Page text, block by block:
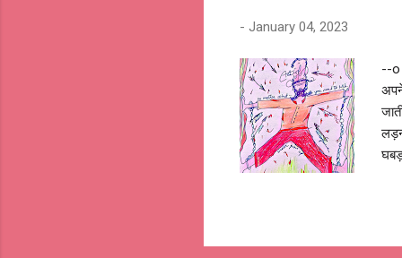
- January 04, 2023
--o